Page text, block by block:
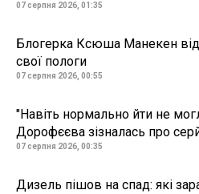
07 серпня 2026, 01:35
Блогерка Ксюша Манекен
свої пологи
07 серпня 2026, 00:55
"Навіть нормально йти не
Дорофєєва зізналась про
07 серпня 2026, 00:35
Дизель пішов на спад: які